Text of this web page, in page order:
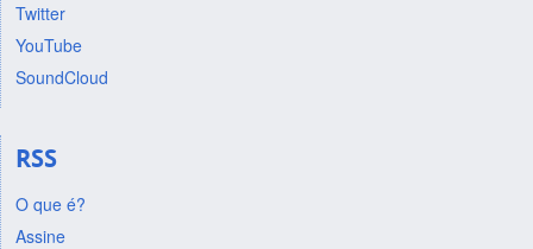
Twitter
YouTube
SoundCloud
RSS
O que é?
Assine